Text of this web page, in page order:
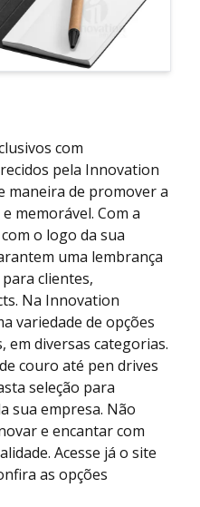
com
pela Innovation
maneira de promover a
memorável. Com a
o logo da sua
uma lembrança
clientes,
Na Innovation
variedade de opções
em diversas categorias.
couro até pen drives
seleção para
sua empresa. Não
e encantar com
Acesse já o site
as opções